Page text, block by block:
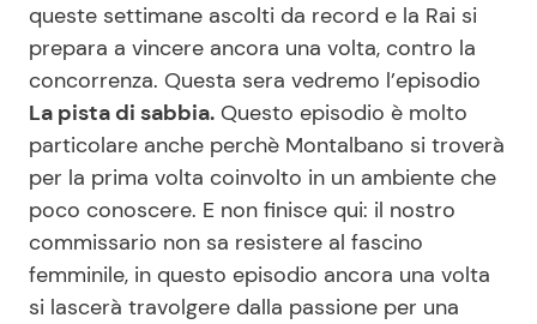
Info
Chi siamo
Disclaimer e Privacy
Redazione
Contattaci
Pubblicità
Privacy Policy
queste settimane ascolti da record e la Rai si
prepara a vincere ancora una volta, contro la
concorrenza. Questa sera vedremo l’episodio
La pista di sabbia. Questo episodio è molto
particolare anche perchè Montalbano si troverà
per la prima volta coinvolto in un ambiente che
poco conoscere. E non finisce qui: il nostro
commissario non sa resistere al fascino
femminile, in questo episodio ancora una volta
si lascerà travolgere dalla passione per una